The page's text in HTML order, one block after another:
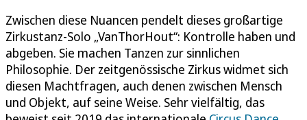
Zwischen diese Nuancen pendelt dieses großartige
Zirkustanz-Solo „VanThorHout“: Kontrolle haben und
abgeben. Sie machen Tanzen zur sinnlichen
Philosophie. Der zeitgenössische Zirkus widmet sich
diesen Machtfragen, auch denen zwischen Mensch
und Objekt, auf seine Weise. Sehr vielfältig, das